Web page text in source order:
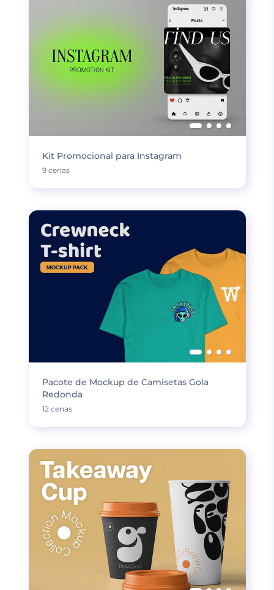
Kit Promocional para Instagram
9 cenas
Pacote de Mockup de Camisetas Gola
Redonda
12 cenas